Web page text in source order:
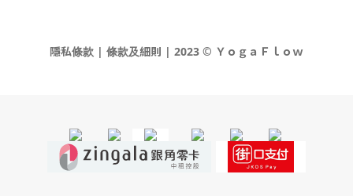
隱私條款 | 條款及細則 | 2023 © ＹｏｇａＦｌｏｗ